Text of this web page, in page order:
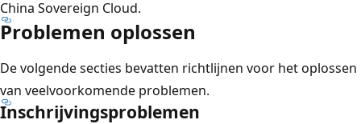
China Sovereign Cloud.
Problemen oplossen
De volgende secties bevatten richtlijnen voor het oplossen
van veelvoorkomende problemen.
Inschrijvingsproblemen